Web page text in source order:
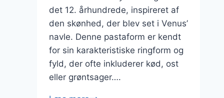
det 12. århundrede, inspireret af
den skønhed, der blev set i Venus’
navle. Denne pastaform er kendt
for sin karakteristiske ringform og
fyld, der ofte inkluderer kød, ost
eller grøntsager….